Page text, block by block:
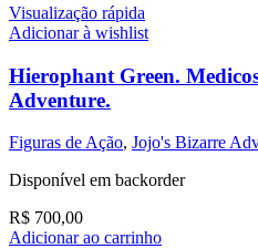
Visualização rápida
Adicionar à wishlist
Hierophant Green.
Adventure.
Figuras de Ação, Jojo's Bizarre
Disponível em backorder
R$ 700,00
Adicionar ao carrinho